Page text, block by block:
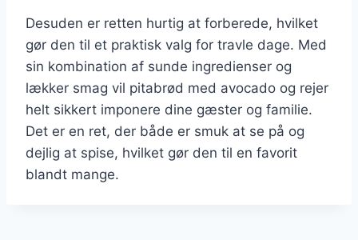
Desuden er retten hurtig at forberede, hvilket
gør den til et praktisk valg for travle dage. Med
sin kombination af sunde ingredienser og
lækker smag vil pitabrød med avocado og rejer
helt sikkert imponere dine gæster og familie.
Det er en ret, der både er smuk at se på og
dejlig at spise, hvilket gør den til en favorit
blandt mange.